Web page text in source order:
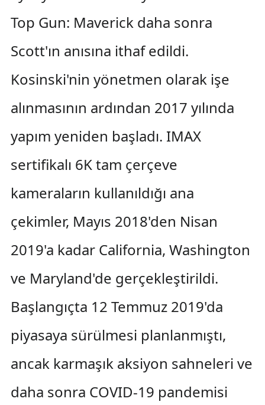
Top Gun: Maverick daha sonra
Scott'ın anısına ithaf edildi.
Kosinski'nin yönetmen olarak işe
alınmasının ardından 2017 yılında
yapım yeniden başladı. IMAX
sertifikalı 6K tam çerçeve
kameraların kullanıldığı ana
çekimler, Mayıs 2018'den Nisan
2019'a kadar California, Washington
ve Maryland'de gerçekleştirildi.
Başlangıçta 12 Temmuz 2019'da
piyasaya sürülmesi planlanmıştı,
ancak karmaşık aksiyon sahneleri ve
daha sonra COVID-19 pandemisi